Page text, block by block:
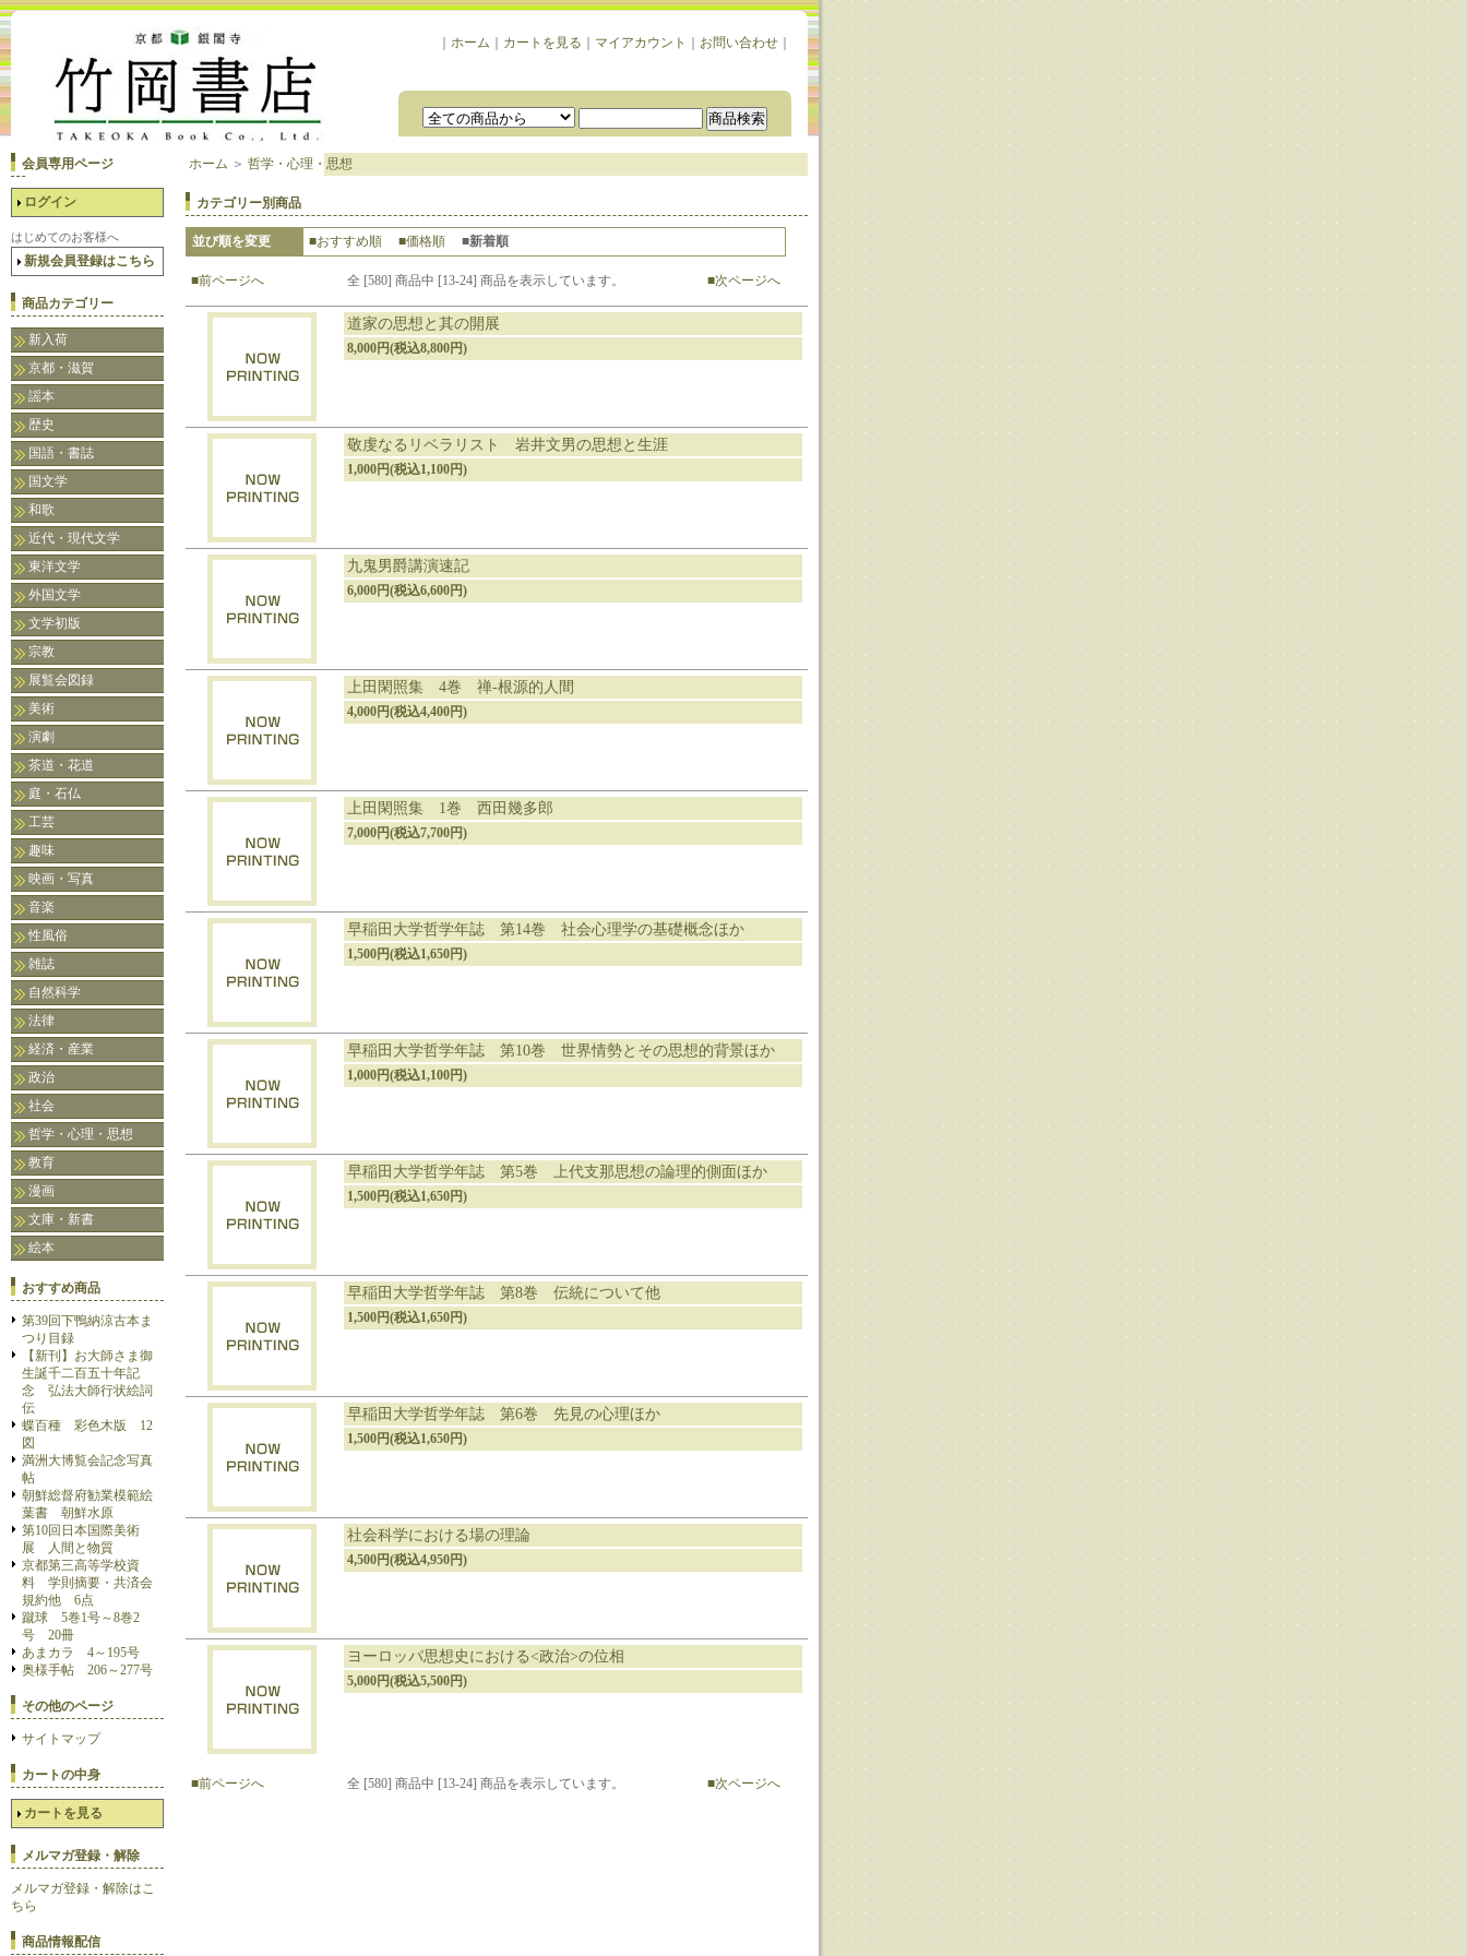
ホーム カートを見る マイアカウント お問い合わせ
会員専用ページ
ログイン
はじめてのお客様へ
新規会員登録はこちら
商品カテゴリー
新入荷
京都・滋賀
謡本
歴史
国語・書誌
国文学
和歌
近代・現代文学
東洋文学
外国文学
文学初版
宗教
展覧会図録
美術
演劇
茶道・花道
庭・石仏
工芸
趣味
映画・写真
音楽
性風俗
雑誌
自然科学
法律
経済・産業
政治
社会
哲学・心理・思想
教育
漫画
文庫・新書
絵本
おすすめ商品
第39回下鴨納涼古本ま
つり目録
【新刊】お大師さま御
生誕千二百五十年記
念 弘法大師行状絵詞
伝
蝶百種 彩色木版 12
図
満洲大博覧会記念写真
帖
朝鮮総督府勧業模範絵
葉書 朝鮮水原
第10回日本国際美術
展 人間と物質
京都第三高等学校資
料 学則摘要・共済会
規約他 6点
蹴球 5巻1号～8巻2
号 20冊
あまカラ 4～195号
奥様手帖 206～277号
その他のページ
サイトマップ
カートの中身
カートを見る
メルマガ登録・解除
メルマガ登録・解除はこ
ちら
商品情報配信
ホーム ＞ 哲学・心理・思想
カテゴリー別商品
並び順を変更 ■おすすめ順 ■価格順 ■新着順
■前ページへ 全 [580] 商品中 [13-24] 商品を表示しています。 ■次ページへ
道家の思想と其の開展
8,000円(税込8,800円)
敬虔なるリベラリスト 岩井文男の思想と生涯
1,000円(税込1,100円)
九鬼男爵講演速記
6,000円(税込6,600円)
上田閑照集 4巻 禅-根源的人間
4,000円(税込4,400円)
上田閑照集 1巻 西田幾多郎
7,000円(税込7,700円)
早稲田大学哲学年誌 第14巻 社会心理学の基礎概念ほか
1,500円(税込1,650円)
早稲田大学哲学年誌 第10巻 世界情勢とその思想的背景ほか
1,000円(税込1,100円)
早稲田大学哲学年誌 第5巻 上代支那思想の論理的側面ほか
1,500円(税込1,650円)
早稲田大学哲学年誌 第8巻 伝統について他
1,500円(税込1,650円)
早稲田大学哲学年誌 第6巻 先見の心理ほか
1,500円(税込1,650円)
社会科学における場の理論
4,500円(税込4,950円)
ヨーロッパ思想史における<政治>の位相
5,000円(税込5,500円)
■前ページへ 全 [580] 商品中 [13-24] 商品を表示しています。 ■次ページへ